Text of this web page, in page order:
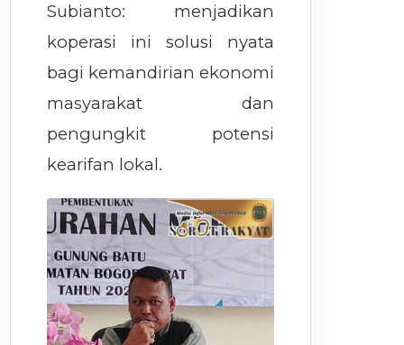
Subianto: menjadikan
koperasi ini solusi nyata
bagi kemandirian ekonomi
masyarakat dan
pengungkit potensi
kearifan lokal.